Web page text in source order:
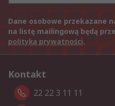
Dane osobowe przekazane
na listę mailingową będą
polityką prywatności.
Kontakt
22 22 3 11 11